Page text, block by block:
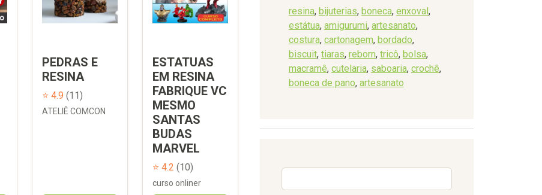
PEDRAS E
RESINA
⭐ 4.9 (11)
ATELIÊ COMCON
ESTATUAS
EM RESINA
FABRIQUE VC
MESMO
SANTAS
BUDAS
MARVEL
⭐ 4.2 (10)
curso onliner
resina, bijuterias, boneca, enxoval,
estátua, amigurumi, artesanato,
costura, cartonagem, bordado,
biscuit, tiaras, reborn, tricô, bolsa,
macramê, cutelaria, saboaria, crochê,
boneca de pano, artesanato